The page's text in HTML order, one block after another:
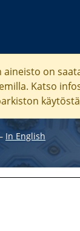
on
Katso
In English